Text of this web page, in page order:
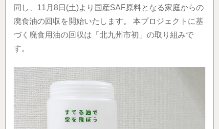
同し、11月8日(土)より国産SAF原料となる家庭からの
廃食油の回収を開始いたします。 本プロジェクトに基
づく廃食用油の回収は「北九州市初」の取り組みで
す。